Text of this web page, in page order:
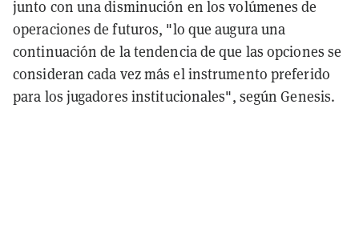
junto con una disminución en los volúmenes de
operaciones de futuros, "lo que augura una
continuación de la tendencia de que las opciones se
consideran cada vez más el instrumento preferido
para los jugadores institucionales", según Genesis.